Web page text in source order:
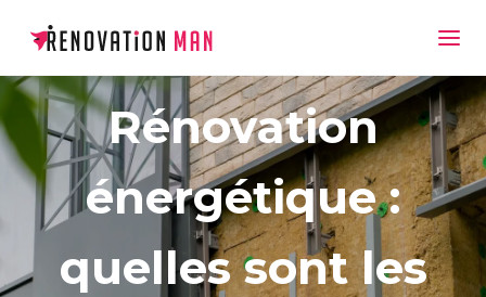
Rénovation
énergétique :
quelles sont les